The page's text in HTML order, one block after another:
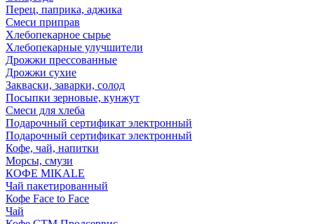
Перец, паприка, аджика
Смеси приправ
Хлебопекарное сырье
Хлебопекарные улучшители
Дрожжи прессованные
Дрожжи сухие
Закваски, заварки, солод
Посыпки зерновые, кунжут
Смеси для хлеба
Подарочный сертификат электронный
Подарочный сертификат электронный
Кофе, чай, напитки
Морсы, смузи
КОФЕ MIKALE
Чай пакетированный
Кофе Face to Face
Чай